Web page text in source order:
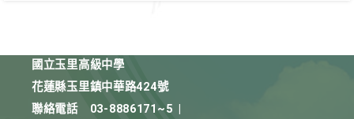
國立玉里高級中學
花蓮縣玉里鎮中華路424號
聯絡電話
03-8886171~5